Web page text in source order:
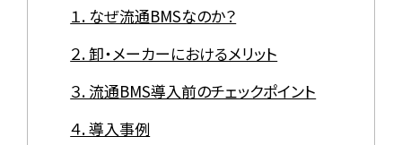
１. なぜ流通BMSなのか？
２. 卸・メーカーにおけるメリット
３. 流通BMS導入前のチェックポイント
４. 導入事例